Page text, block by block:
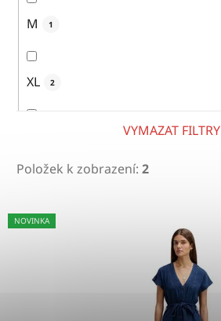
M 1
XL 2
VYMAZAT FILTRY
Položek k zobrazení: 2
V
ý
NOVINKA